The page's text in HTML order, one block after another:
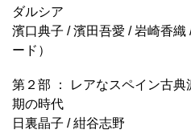
ダルシア
濱口典子 / 濱田吾愛 / 岩崎香
ード）
第２部 ： レアなスペイン古
期の時代
日裏晶子 / 紺谷志野